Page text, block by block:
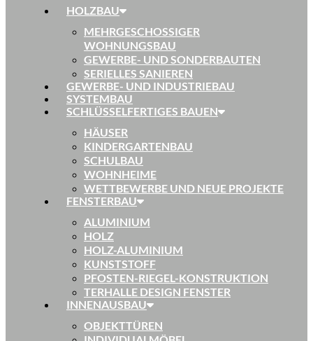
HOLZBAU
MEHRGESCHOSSIGER
WOHNUNGSBAU
GEWERBE- UND SONDERBAUTEN
SERIELLES SANIEREN
GEWERBE- UND INDUSTRIEBAU
SYSTEMBAU
SCHLÜSSELFERTIGES BAUEN
HÄUSER
KINDERGARTENBAU
SCHULBAU
WOHNHEIME
WETTBEWERBE UND NEUE PROJEKTE
FENSTERBAU
ALUMINIUM
HOLZ
HOLZ-ALUMINIUM
KUNSTSTOFF
PFOSTEN-RIEGEL-KONSTRUKTION
TERHALLE DESIGN FENSTER
INNENAUSBAU
OBJEKTTÜREN